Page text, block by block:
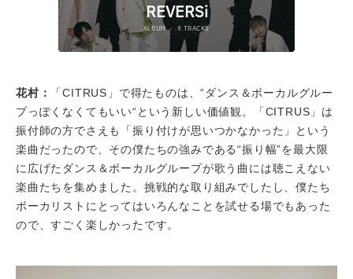
花村：
「CITRUS」で得たものは、“ダンス＆ボーカルグルー
プっぽくなくてもいい“という新しい価値観。「CITRUS」は
振付師の方でさえも「振り付けが思いつかなかった」という
楽曲だったので、その僕たちの強みである“振り幅”を最大限
に広げたダンス＆ボーカルグループが歌う曲には聴こえない
楽曲たちを集めました。挑戦的な取り組みでしたし、僕たち
ボーカリストにとってはいろんなことを試せる場でもあった
ので、すごく楽しかったです。